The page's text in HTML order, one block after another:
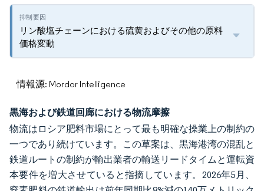
リン酸塩チェーンにおける硫黄およびその他の原料
価格変動
情報源: Mordor Intelligence
黒海および鉄道回廊における物流摩擦
物流はロシア肥料市場にとって最も明確な操業上の制約の
一つであり続けています。この草案は、黒海港湾の混乱と
鉄道ルートの制約が輸出業者の輸送リードタイムと運転資
本要件を増大させていると指摘しています。2026年5月、